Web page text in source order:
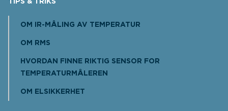
TIPS & TRIKS
OM IR-MÅLING AV TEMPERATUR
OM RMS
HVORDAN FINNE RIKTIG SENSOR FOR
TEMPERATURMÅLEREN
OM ELSIKKERHET